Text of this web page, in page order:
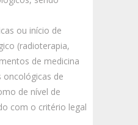
ou início de
(radioterapia,
de medicina
oncológicas de
de nível de
com o critério legal